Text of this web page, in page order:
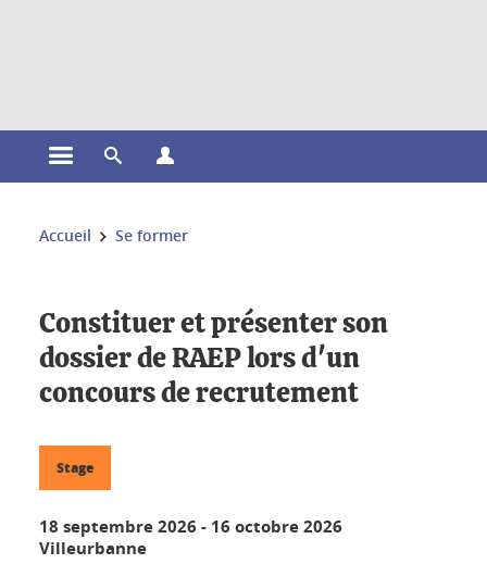
Ouvrir le menu principal
Ouvrir le moteur de recherche
Vous êtes ici :
Accueil Se former
Constituer et présenter son
dossier de RAEP lors d'un
concours de recrutement
Stage
18 septembre 2026 - 16 octobre 2026
Villeurbanne